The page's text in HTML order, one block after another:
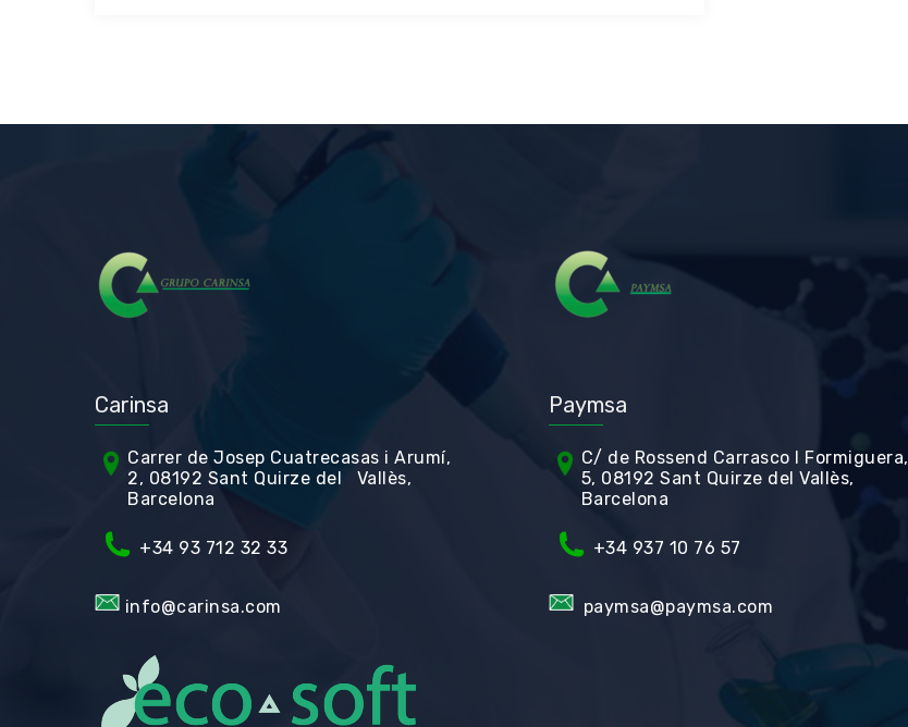
Carinsa
Carrer de Josep Cuatrecasas i Arumí,
2, 08192 Sant Quirze del Vallès,
Barcelona
+34 93 712 32 33
info@carinsa.com
Paymsa
C/ de Rossend Carrasco I Formiguera,
5, 08192 Sant Quirze del Vallès,
Barcelona
+34 937 10 76 57
paymsa@paymsa.com